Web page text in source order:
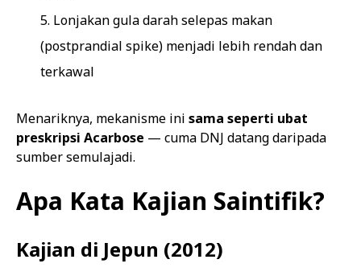
Lonjakan gula darah selepas makan
(postprandial spike) menjadi lebih rendah dan
terkawal
Menariknya, mekanisme ini sama seperti ubat
preskripsi Acarbose — cuma DNJ datang daripada
sumber semulajadi.
Apa Kata Kajian Saintifik?
Kajian di Jepun (2012)